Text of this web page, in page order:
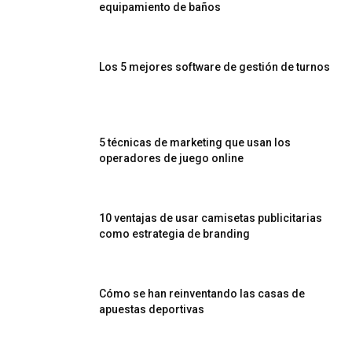
equipamiento de baños
Los 5 mejores software de gestión de turnos
5 técnicas de marketing que usan los
operadores de juego online
10 ventajas de usar camisetas publicitarias
como estrategia de branding
Cómo se han reinventando las casas de
apuestas deportivas